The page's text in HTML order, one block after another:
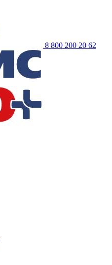
8 800 200 20 62